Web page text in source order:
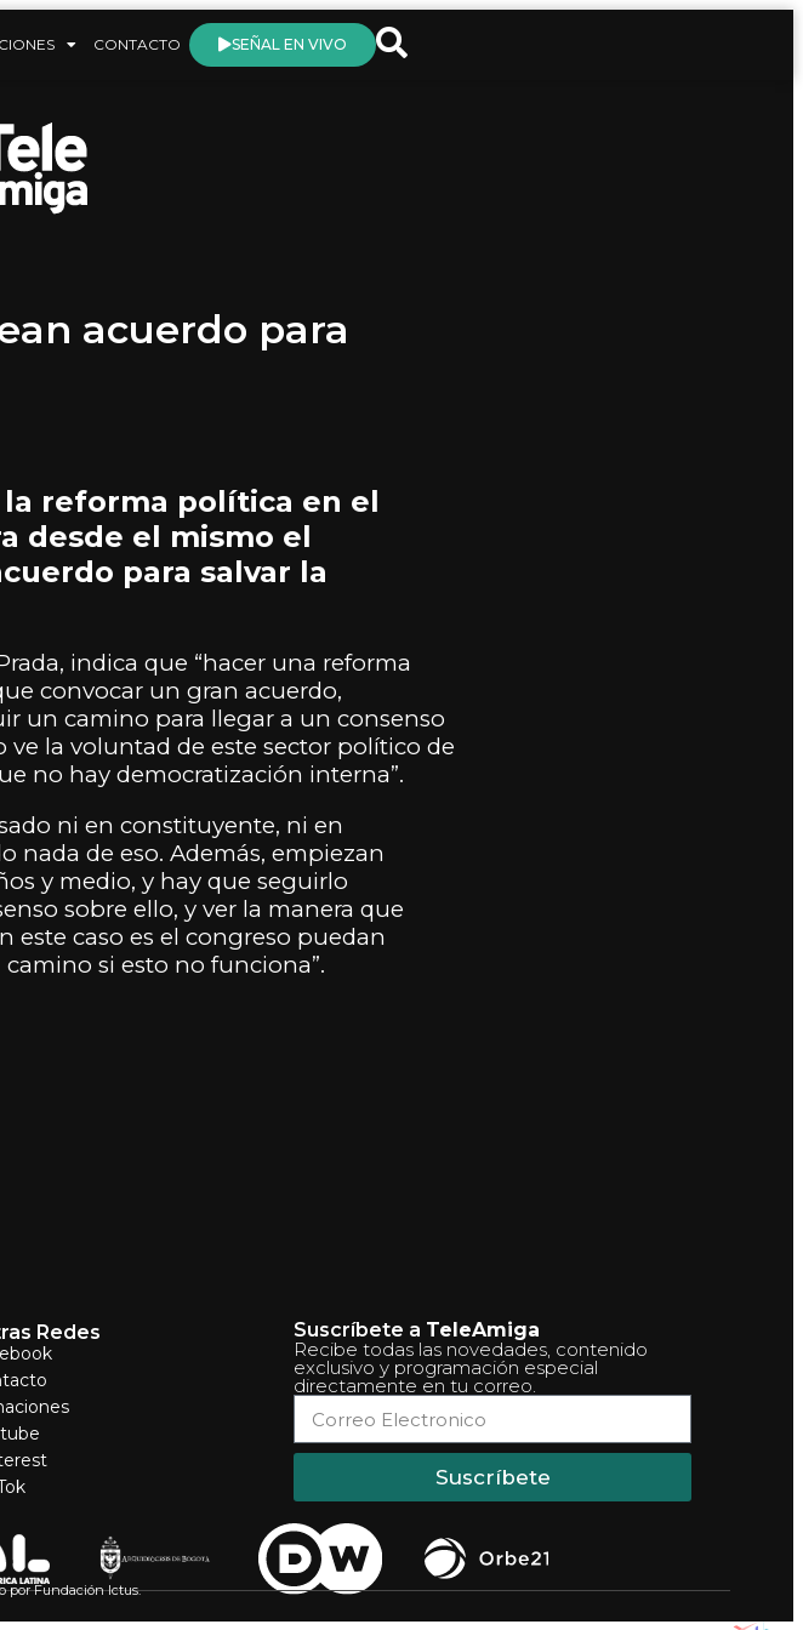
CONTACTO SEÑAL EN VIVO
acuerdo para
reforma política en el
desde el mismo el
para salvar la
indica que “hacer una reforma
convocar un gran acuerdo,
un camino para llegar a un consenso
la voluntad de este sector político de
no hay democratización interna”.
ni en constituyente, ni en
nada de eso. Además, empiezan
y medio, y hay que seguirlo
sobre ello, y ver la manera que
este caso es el congreso puedan
si esto no funciona”.
Redes Suscríbete a TeleAmiga
Recibe todas las novedades, contenido
exclusivo y programación especial
directamente en tu correo.
Suscríbete
por Fundación Ictus.